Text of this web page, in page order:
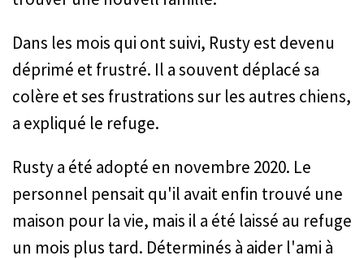
Dans les mois qui ont suivi, Rusty est devenu
déprimé et frustré. Il a souvent déplacé sa
colère et ses frustrations sur les autres chiens,
a expliqué le refuge.
Rusty a été adopté en novembre 2020. Le
personnel pensait qu'il avait enfin trouvé une
maison pour la vie, mais il a été laissé au refuge
un mois plus tard. Déterminés à aider l'ami à